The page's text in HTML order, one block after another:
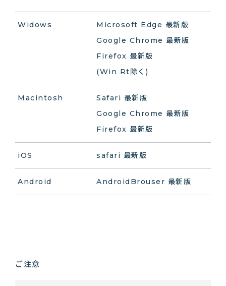
Widows
Microsoft Edge 最新版
Google Chrome 最新版
Firefox 最新版
(Win Rt除く)
Macintosh
Safari 最新版
Google Chrome 最新版
Firefox 最新版
iOS safari 最新版
Android AndroidBrouser 最新版
ご注意